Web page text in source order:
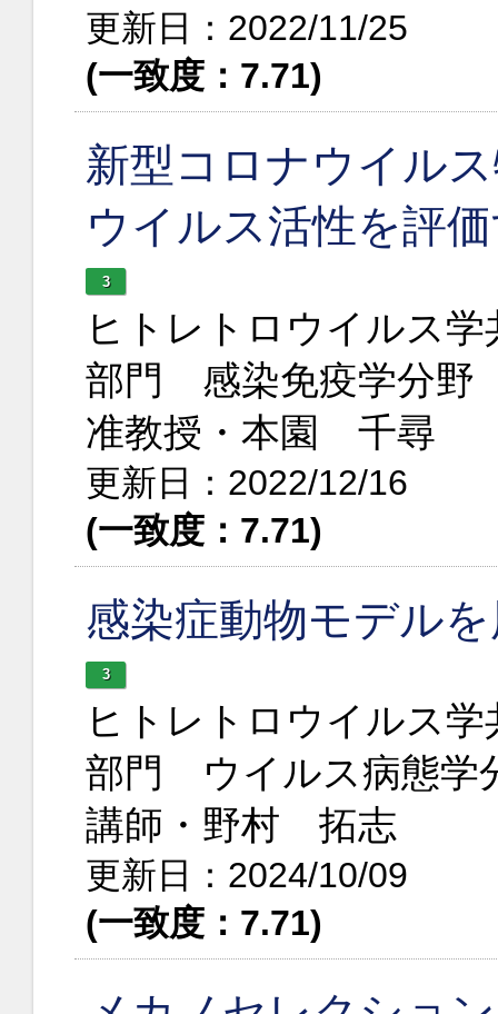
更新日：2022/11/25
(一致度：7.71)
新型コロナウイル
ウイルス活性を評
3
ヒトレトロウイルス
部門 感染免疫学分野
准教授・本園 千尋
更新日：2022/12/16
(一致度：7.71)
感染症動物モデル
3
ヒトレトロウイルス
部門 ウイルス病態学
講師・野村 拓志
更新日：2024/10/09
(一致度：7.71)